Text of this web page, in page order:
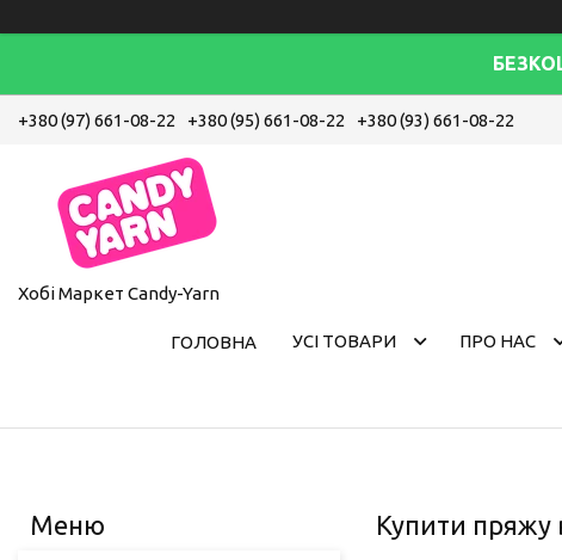
+380 (97) 661-08-22 +380 (95) 661-08-22 +380 (93) 661-08-22
Хобі Маркет Candy-Yarn
ГОЛОВНА УСІ ТОВАРИ ПРО НАС
Купити пряжу